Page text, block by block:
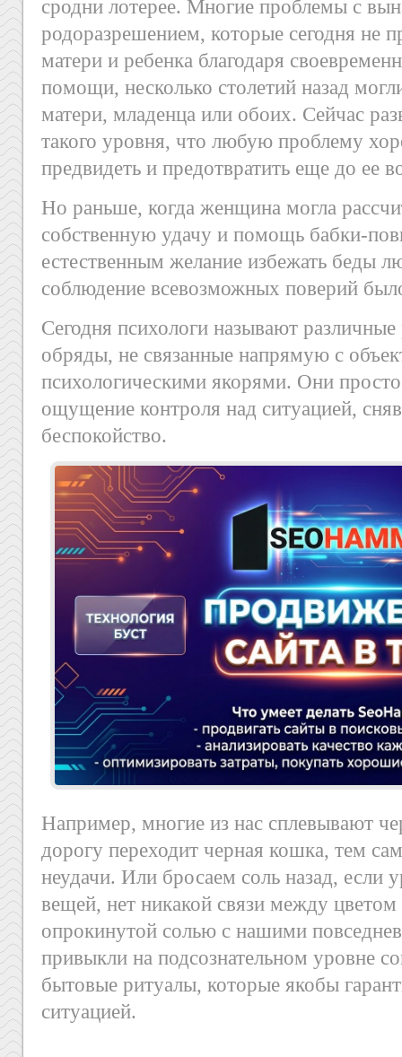
сродни лотерее. Многие проблемы с
родоразрешением, которые сегодня не
матери и ребенка благодаря
помощи, несколько столетий назад
матери, младенца или обоих. Сейчас
такого уровня, что любую проблему
предвидеть и предотвратить еще до ее
Но раньше, когда женщина могла
собственную удачу и помощь бабки-
естественным желание избежать беды
соблюдение всевозможных поверий
Сегодня психологи называют
обряды, не связанные напрямую с
психологическими якорями. Они
ощущение контроля над ситуацией,
беспокойство.
Например, многие из нас сплевывают
дорогу переходит черная кошка, тем
неудачи. Или бросаем соль назад, если
вещей, нет никакой связи между
опрокинутой солью с нашими
привыкли на подсознательном уровне
бытовые ритуалы, которые якобы
ситуацией.